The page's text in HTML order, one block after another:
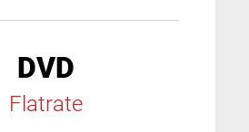
DVD
Flatrate